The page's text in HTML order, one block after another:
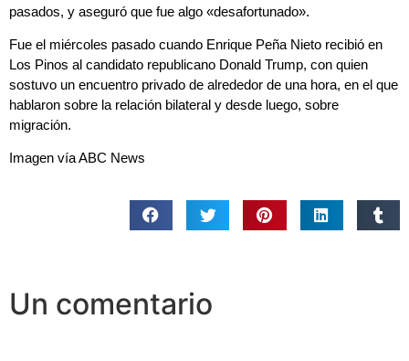
pasados, y aseguró que fue algo «desafortunado».
Fue el miércoles pasado cuando Enrique Peña Nieto recibió en
Los Pinos al candidato republicano Donald Trump, con quien
sostuvo un encuentro privado de alrededor de una hora, en el que
hablaron sobre la relación bilateral y desde luego, sobre
migración.
Imagen vía ABC News
Un comentario